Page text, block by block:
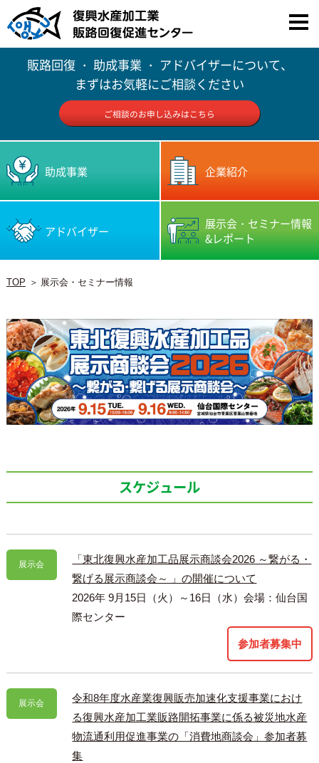
販路回復 ・ 助成事業 ・ アドバイザーについて、
まずはお気軽にご相談ください
ご相談のお申し込みはこちら
助成事業 企業紹介
アドバイザー
展示会・セミナー情報
&レポート
TOP 展示会・セミナー情報
スケジュール
展示会
「東北復興水産加工品展示商談会2026 ～繋がる・
繋げる展示商談会～ 」の開催について
2026年 9月15日（火）～16日（水）会場：仙台国
際センター
展示会
令和8年度水産業復興販売加速化支援事業におけ
る復興水産加工業販路開拓事業に係る被災地水産
物流通利用促進事業の「消費地商談会」参加者募
集